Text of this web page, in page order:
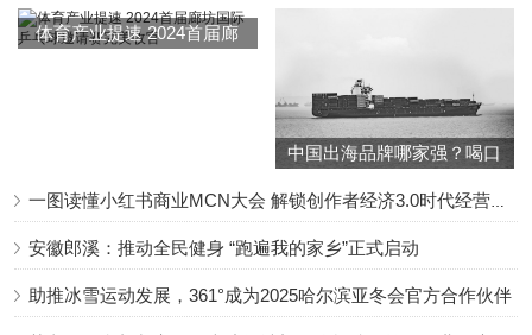
“我是一个很喜欢充实的人，不能停下来，如果得閒就好像被
咬一样，一定要找些事来做，无论是否与工作有关都要去
做，这十几年全部的时间都在拍剧，所以很想吸收更多新的
而今次因为机缘巧合下与集团合作开餐厅，主打是甜品，因
为我本身很喜欢吃甜品及蛋糕，于是就决定去做，所有事感
体育产业提速 2024首届廊
中国出海品牌哪家强？喝口
安徽郎溪：推动全民健身 “跑遍我的家乡”正式启动
助推冰雪运动发展，361°成为2025哈尔滨亚冬会官方合作伙伴